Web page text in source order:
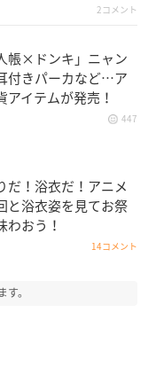
2コメント
帳×ドンキ」ニャン
付きパーカなど…ア
アイテムが発売！
447
だ！浴衣だ！アニメ
と浴衣姿を見てお祭
わおう！
14コメント
。